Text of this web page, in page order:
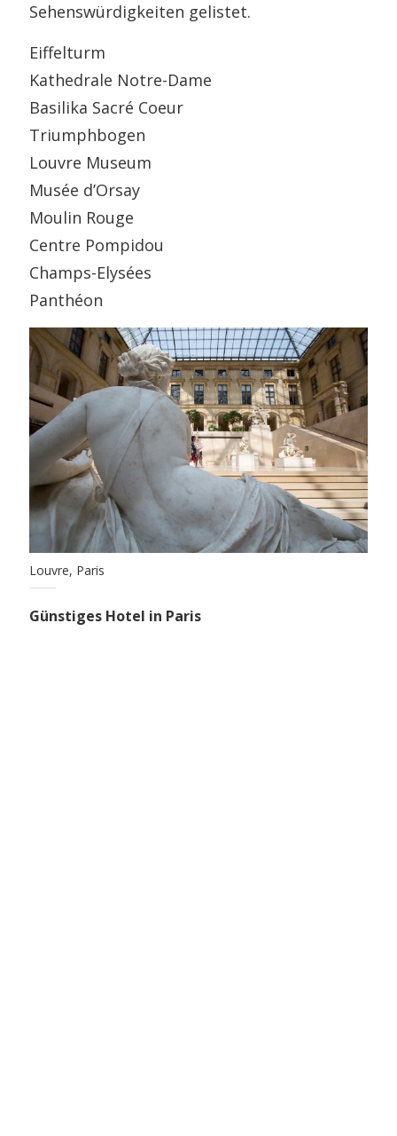
Sehenswürdigkeiten gelistet.
Eiffelturm
Kathedrale Notre-Dame
Basilika Sacré Coeur
Triumphbogen
Louvre Museum
Musée d’Orsay
Moulin Rouge
Centre Pompidou
Champs-Elysées
Panthéon
Louvre, Paris
Günstiges Hotel in Paris